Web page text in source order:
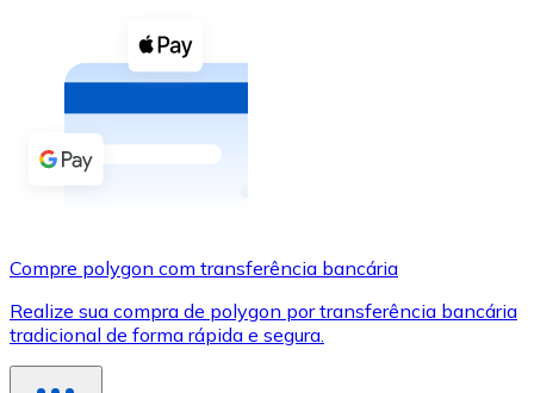
Compre criptomoedas com dinheiro e outros
Comprar com dinheiro
Transferência SEPA
Cartão de crédito / débito
Use cartões Visa e Mastercard para comprar
Comprar com cartão
Compre polygon com transferência bancária
Realize sua compra de polygon por transferência bancária
tradicional de forma rápida e segura.